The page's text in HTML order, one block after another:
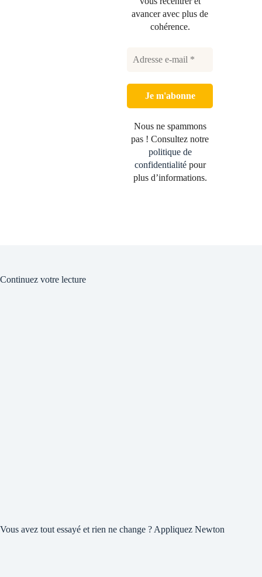
avancer avec plus de
cohérence.
Nous ne spammons
pas ! Consultez notre
politique de
confidentialitépour
plus d’informations.
Continuez votre lecture
Vous avez tout essayé et rien ne change ? Appliquez Newton